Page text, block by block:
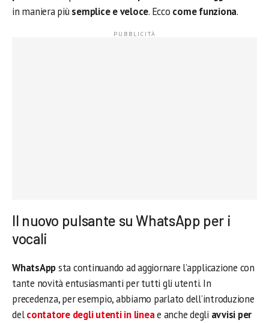
in maniera piùsemplice e veloce. Ecco come funziona.
Il nuovo pulsante su WhatsApp per i
vocali
WhatsAppsta continuando ad aggiornare l’applicazione con
tante novità entusiasmanti per tutti gli utenti. In
precedenza, per esempio, abbiamo parlato dell’introduzione
delcontatore degli utenti in lineae anche degli avvisi per